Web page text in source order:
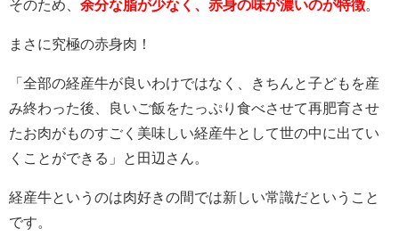
そのため、 余分な脂が少なく、赤身の味が濃いのが特徴。
まさに究極の赤身肉！
「全部の経産牛が良いわけではなく、きちんと子どもを産
み終わった後、良いご飯をたっぷり食べさせて再肥育させ
たお肉がものすごく美味しい経産牛として世の中に出てい
くことができる」と田辺さん。
経産牛というのは肉好きの間では新しい常識だということ
です。